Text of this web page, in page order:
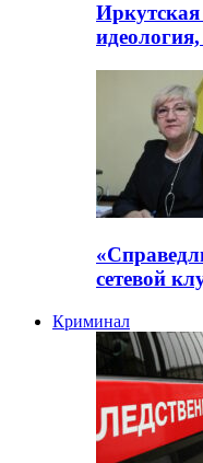
сетевой
Криминал